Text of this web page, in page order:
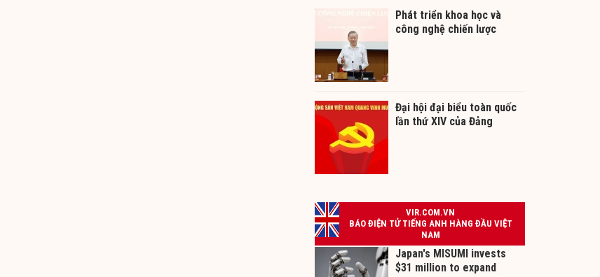
Phát triển khoa học và
công nghệ chiến lược
Đại hội đại biểu toàn quốc
lần thứ XIV của Đảng